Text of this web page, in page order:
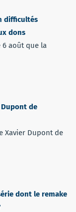
difficultés
dons
6 août que la
Dupont de
Xavier Dupont de
dont le remake